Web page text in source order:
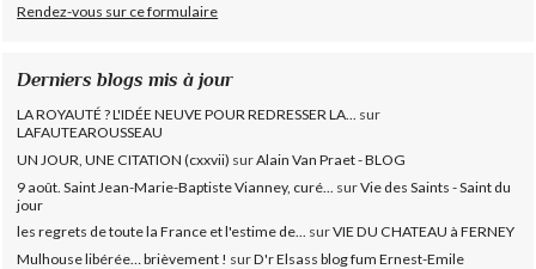
Rendez-vous sur ce formulaire
Derniers blogs mis à jour
LA ROYAUTÉ ? L'IDÉE NEUVE POUR REDRESSER LA... sur
LAFAUTEAROUSSEAU
UN JOUR, UNE CITATION (cxxvii) surAlain Van Praet - BLOG
9 août. Saint Jean-Marie-Baptiste Vianney, curé...
surVie des Saints - Saint du
jour
les regrets de toute la France et l'estime de... surVIE DU CHATEAU à FERNEY
Mulhouse libérée… brièvement ! surD'r Elsass blog fum Ernest-Emile